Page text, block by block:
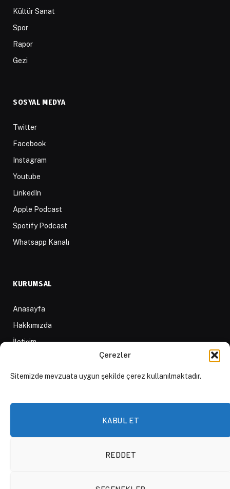
Çerezler
Sitemizde mevzuata uygun şekilde çerez kullanılmaktadır.
KABUL ET
REDDET
Kültür Sanat
Spor
Rapor
Gezi
SOSYAL MEDYA
Twitter
Facebook
Instagram
Youtube
LinkedIn
Apple Podcast
Spotify Podcast
Whatsapp Kanalı
KURUMSAL
Anasayfa
Hakkımızda
İletişim
D84 Yayınları